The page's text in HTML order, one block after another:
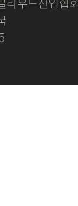
라우드산업협